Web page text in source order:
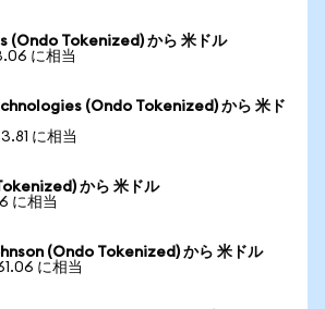
(Ondo Tokenized) から 米ドル
に相当
(Ondo Tokenized) から 米ド
に相当
から 米ドル
に相当
(Ondo Tokenized) から 米ドル
に相当